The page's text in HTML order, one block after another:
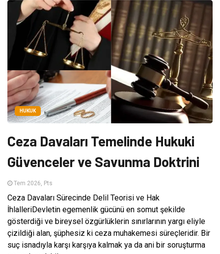
HUKUK
Ceza Davaları Temelinde Hukuki
Güvenceler ve Savunma Doktrini
Tem 2026, Pts
Ceza Davaları Sürecinde Delil Teorisi ve Hak
İhlalleriDevletin egemenlik gücünü en somut şekilde
gösterdiği ve bireysel özgürlüklerin sınırlarının yargı eliyle
çizildiği alan, şüphesiz ki ceza muhakemesi süreçleridir. Bir
suç isnadıyla karşı karşıya kalmak ya da ani bir soruşturma